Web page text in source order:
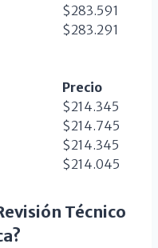
$283.591
$283.291
Precio
$214.345
$214.745
$214.345
$214.045
Técnico